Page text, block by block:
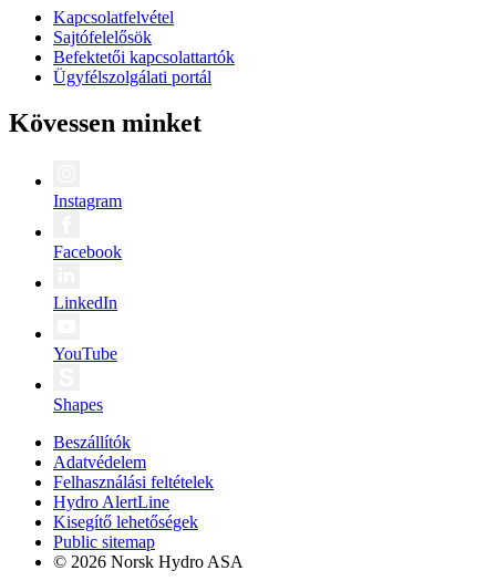
Kapcsolatfelvétel
Sajtófelelősök
Befektetői kapcsolattartók
Ügyfélszolgálati portál
Kövessen minket
Instagram
Facebook
LinkedIn
YouTube
Shapes
Beszállítók
Adatvédelem
Felhasználási feltételek
Hydro AlertLine
Kisegítő lehetőségek
Public sitemap
© 2026 Norsk Hydro ASA